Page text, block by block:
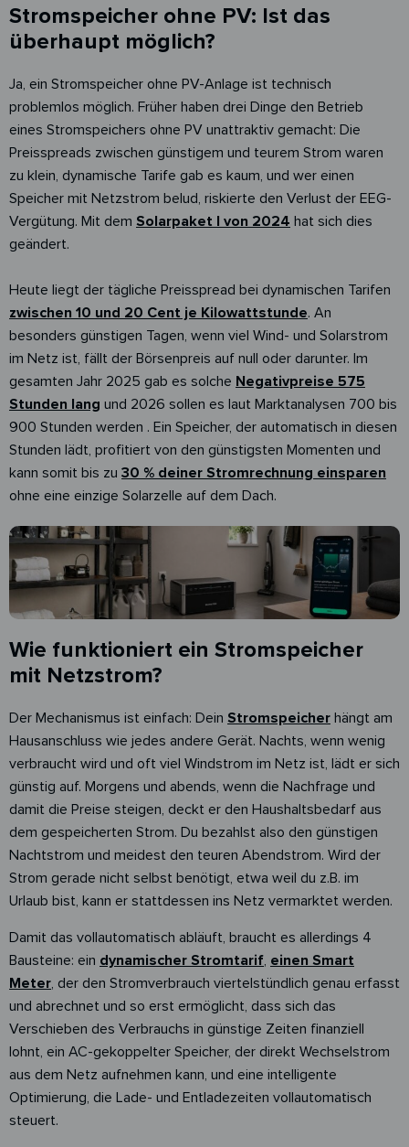
Stromspeicher ohne PV: Ist das
überhaupt möglich?
Ja, ein Stromspeicher ohne PV-Anlage ist technisch
problemlos möglich. Früher haben drei Dinge den Betrieb
eines Stromspeichers ohne PV unattraktiv gemacht: Die
Preisspreads zwischen günstigem und teurem Strom waren
zu klein, dynamische Tarife gab es kaum, und wer einen
Speicher mit Netzstrom belud, riskierte den Verlust der EEG-
Vergütung. Mit dem Solarpaket I von 2024 hat sich dies
geändert.
Heute liegt der tägliche Preisspread bei dynamischen Tarifen
zwischen 10 und 20 Cent je Kilowattstunde. An
besonders günstigen Tagen, wenn viel Wind- und Solarstrom
im Netz ist, fällt der Börsenpreis auf null oder darunter. Im
gesamten Jahr 2025 gab es solche Negativpreise 575
Stunden lang und 2026 sollen es laut Marktanalysen 700 bis
900 Stunden werden . Ein Speicher, der automatisch in diesen
Stunden lädt, profitiert von den günstigsten Momenten und
kann somit bis zu 30 % deiner Stromrechnung einsparen
ohne eine einzige Solarzelle auf dem Dach.
Wie funktioniert ein Stromspeicher
mit Netzstrom?
Der Mechanismus ist einfach: Dein Stromspeicher hängt am
Hausanschluss wie jedes andere Gerät. Nachts, wenn wenig
verbraucht wird und oft viel Windstrom im Netz ist, lädt er sich
günstig auf. Morgens und abends, wenn die Nachfrage und
damit die Preise steigen, deckt er den Haushaltsbedarf aus
dem gespeicherten Strom. Du bezahlst also den günstigen
Nachtstrom und meidest den teuren Abendstrom. Wird der
Strom gerade nicht selbst benötigt, etwa weil du z.B. im
Urlaub bist, kann er stattdessen ins Netz vermarktet werden.
Damit das vollautomatisch abläuft, braucht es allerdings 4
Bausteine: ein dynamischer Stromtarif, einen Smart
Meter, der den Stromverbrauch viertelstündlich genau erfasst
und abrechnet und so erst ermöglicht, dass sich das
Verschieben des Verbrauchs in günstige Zeiten finanziell
lohnt, ein AC-gekoppelter Speicher, der direkt Wechselstrom
aus dem Netz aufnehmen kann, und eine intelligente
Optimierung, die Lade- und Entladezeiten vollautomatisch
steuert.